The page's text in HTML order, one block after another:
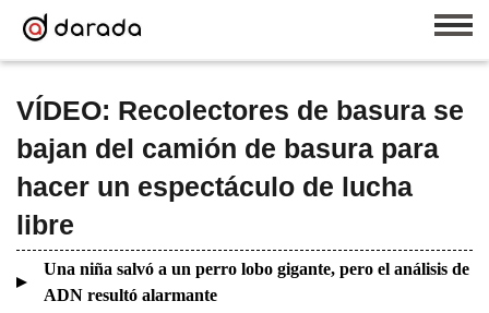
VÍDEO: Recolectores de basura se
bajan del camión de basura para
hacer un espectáculo de lucha
libre
Una niña salvó a un perro lobo gigante, pero el análisis de
ADN resultó alarmante